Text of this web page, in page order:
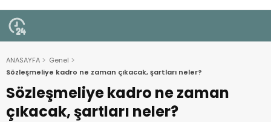
ANASAYFA
Genel
Sözleşmeliye kadro ne zaman çıkacak, şartları neler?
Sözleşmeliye kadro ne zaman
çıkacak, şartları neler?